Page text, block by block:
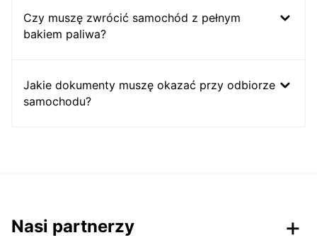
Czy muszę zwrócić samochód z pełnym
bakiem paliwa?
Jakie dokumenty muszę okazać przy odbiorze
samochodu?
Nasi partnerzy